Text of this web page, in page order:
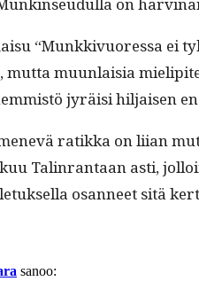
“Munkkivuores­sa ei
mut­ta muun­laisia
jyräisi hil­jaisen
ratik­ka on liian
Tal­in­ran­taan asti,
osan­neet sitä
sanoo: